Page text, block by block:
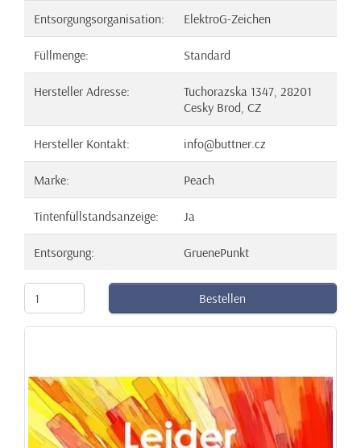
Entsorgungsorganisation: ElektroG-Zeichen
Füllmenge: Standard
Hersteller Adresse:
Tuchorazska 1347, 28201
Cesky Brod, CZ
Hersteller Kontakt: info@buttner.cz
Marke: Peach
Tintenfüllstandsanzeige: Ja
Entsorgung: GruenePunkt
Bestellen